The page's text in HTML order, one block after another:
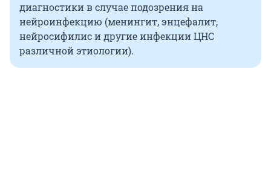
диагностики в случае подозрения на
нейроинфекцию (менингит, энцефалит,
нейросифилис и другие инфекции ЦНС
различной этиологии).